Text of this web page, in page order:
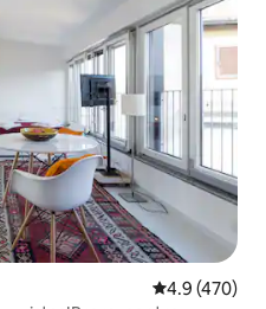
Calificación
4.9 (470)